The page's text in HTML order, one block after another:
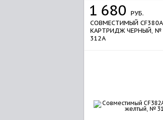
1 680 РУБ.
СОВМЕСТИМЫЙ CF380A
КАРТРИДЖ ЧЕРНЫЙ, №
312A